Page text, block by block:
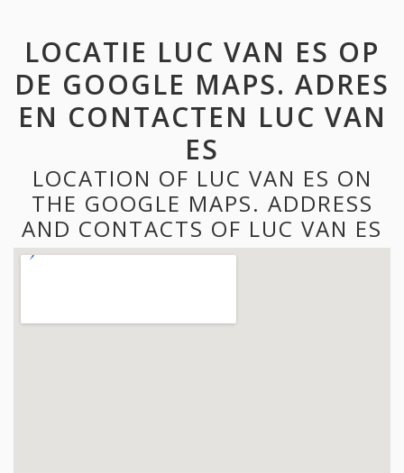
LOCATIE LUC VAN ES OP
DE GOOGLE MAPS. ADRES
EN CONTACTEN LUC VAN
ES
LOCATION OF LUC VAN ES ON
THE GOOGLE MAPS. ADDRESS
AND CONTACTS OF LUC VAN ES